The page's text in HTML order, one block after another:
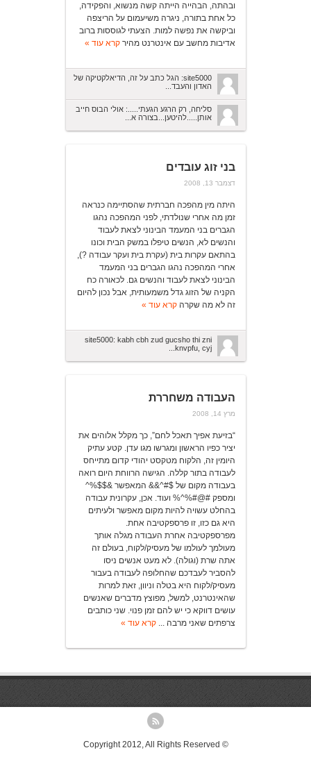
ובהתה, הבהייה הייתה קשה מנשוא, והפקידה,
כל אחת בתורה, ניגרה משיעמום על הריצפה
וביקשה את נפשה למות. הצעתי לגוססות ברוב
אדיבות מחשב עם אינטרנט מהירקרא עוד »
site5000: הגל כתב על זה, הדיאלקטיקה של
האדון והעבד...
סליחה, רק הרגע הגעתי.....: אולי הבוס חייב
אותן.....להיטען...בצורה א...
בני זוג עובדים
דצמבר 13, 2008
היתה מין מהפכה חברתית שהסתיימה כנראה
זמן מה אחרי שנולדתי, לפני המהפכה נהגו
הגברים בני המעמד הבינוני לצאת לעבוד
והנשים לא, הנשים טיפלו במשק הבית וכונו
בהתאם עקרות בית (עקרת בית ועקר עבודה ?),
אחרי המהפכה נהגו הגברים בני המעמד
הבינוני לצאת לעבוד והנשים גם. לכאורה כח
הקניה של הזוג גדל משמעותית, אבל נכון להיום
זה לא מה שקרהקרא עוד »
site5000: kabh cbh zud gucsho thi zni
knvpfu, cyj...
העבודה משחררת
מרץ 14, 2008
“בזיעת אפיך תאכל לחם”, כך מקלל אלוהים את
יציר כפיו הראשון ומגרשו מגו עדן. קטע עתיק
היומין זה, הלקוח מטקסט יהודי קדום מתייחס
לעבודה בתור קללה. הגישה הרווחת היום רואה
בעבודה מקום של $#^&& המאפשר &$$%^
ומספק #@#%^% ועוד. אכן, עקרונית עבודה
בהחלט עשויה להיות מקום מאפשר ולעיתים
היא גם כזו, זו פרספקטיבה אחת.
מפרספקטיבה אחרת העבודה מגלה אותך
מעולמך לעולמו של מעסיק/לקוח, בעולם זה
אתה שרת (וגולה). לא מעט אנשים ניסו
להסביר לעבדכם שהחלופה לעבודה בעבור
מעסיק/לקוח היא בטלה וניוון, זאת למרות
שהאינטרנט, למשל, מפוצץ מדברים שאנשים
עושים דווקא כי יש להם זמן פנוי. שני כותבים
צרפתים שאני מרבה ...קרא עוד »
© Copyright 2012, All Rights Reserved